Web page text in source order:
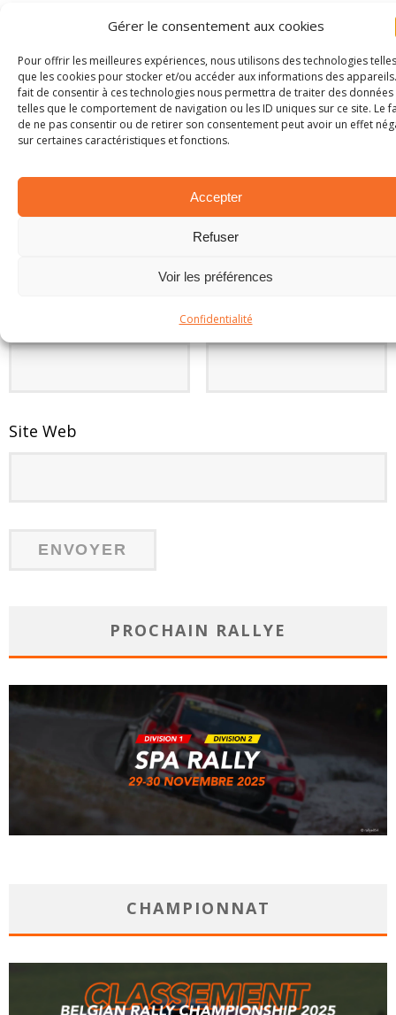
Gérer le consentement aux cookies
Pour offrir les meilleures expériences, nous utilisons des technologies telles
que les cookies pour stocker et/ou accéder aux informations des
fait de consentir à ces technologies nous permettra de traiter des données
telles que le comportement de navigation ou les ID uniques sur ce site. Le
de ne pas consentir ou de retirer son consentement peut avoir un effet
sur certaines caractéristiques et fonctions.
Accepter
Refuser
Voir les préférences
Confidentialité
Votre adresse e-mail ne sera pas publiée.
Commentaire
Email*
Site Web
PROCHAIN RALLYE
CHAMPIONNAT